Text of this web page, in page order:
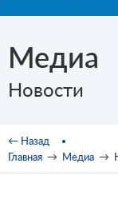
Медиа
Новости
Вы здесь
← Назад
Главная → Медиа →